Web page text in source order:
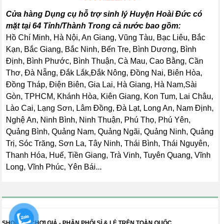
Cửa hàng Dụng cụ hỗ trợ sinh lý Huyện Hoài Đức có
mặt tại 64 Tỉnh/Thành Trong cả nước bao gồm:
Hồ Chí Minh, Hà Nội, An Giang, Vũng Tàu, Bạc Liêu, Bắc
Kạn, Bắc Giang, Bắc Ninh, Bến Tre, Bình Dương, Bình
Định, Bình Phước, Bình Thuận, Cà Mau, Cao Bằng, Cần
Thơ, Đà Nẵng, Đắk Lắk,Đắk Nông, Đồng Nai, Biên Hòa,
Đồng Tháp, Điện Biên, Gia Lai, Hà Giang, Hà Nam,Sài
Gòn, TPHCM, Khánh Hòa, Kiên Giang, Kon Tum, Lai Châu,
Lào Cai, Lạng Sơn, Lâm Đồng, Đà Lạt, Long An, Nam Định,
Nghệ An, Ninh Bình, Ninh Thuận, Phú Thọ, Phú Yên,
Quảng Bình, Quảng Nam, Quảng Ngãi, Quảng Ninh, Quảng
Trị, Sóc Trăng, Sơn La, Tây Ninh, Thái Bình, Thái Nguyên,
Thanh Hóa, Huế, Tiền Giang, Trà Vinh, Tuyên Quang, Vĩnh
Long, Vĩnh Phúc, Yên Bái...